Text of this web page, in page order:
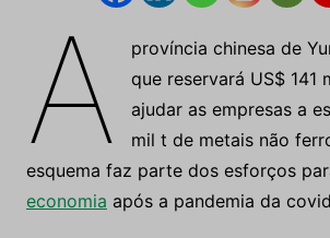
A
província chinesa de
que reservará US$ 141
ajudar as empresas a
mil t de metais não
esquema faz parte dos esforços
economia após a pandemia da